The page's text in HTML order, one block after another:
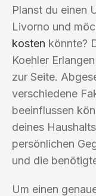
Planst du einen
Livorno und
kosten könnte?
Koehler
zur Seite.
verschiedene
beeinflussen
deines
persönlichen
und die
Um einen